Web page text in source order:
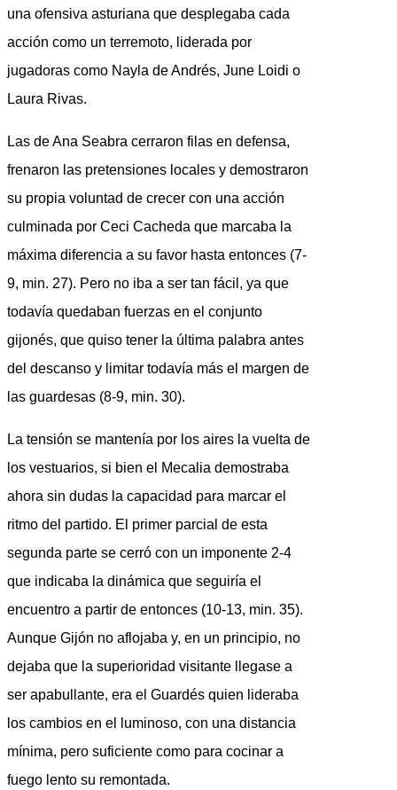
una ofensiva asturiana que desplegaba cada
acción como un terremoto, liderada por
jugadoras como Nayla de Andrés, June Loidi o
Laura Rivas.
Las de Ana Seabra cerraron filas en defensa,
frenaron las pretensiones locales y demostraron
su propia voluntad de crecer con una acción
culminada por Ceci Cacheda que marcaba la
máxima diferencia a su favor hasta entonces (7-
9, min. 27). Pero no iba a ser tan fácil, ya que
todavía quedaban fuerzas en el conjunto
gijonés, que quiso tener la última palabra antes
del descanso y limitar todavía más el margen de
las guardesas (8-9, min. 30).
La tensión se mantenía por los aires la vuelta de
los vestuarios, si bien el Mecalia demostraba
ahora sin dudas la capacidad para marcar el
ritmo del partido. El primer parcial de esta
segunda parte se cerró con un imponente 2-4
que indicaba la dinámica que seguiría el
encuentro a partir de entonces (10-13, min. 35).
Aunque Gijón no aflojaba y, en un principio, no
dejaba que la superioridad visitante llegase a
ser apabullante, era el Guardés quien lideraba
los cambios en el luminoso, con una distancia
mínima, pero suficiente como para cocinar a
fuego lento su remontada.